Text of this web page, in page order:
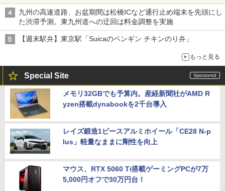
九州の高速道路、お盆期間は松橋ICなど通行止め端末を先頭にし
た渋滞予測。東九州道への迂回は料金調整を実施
【週末駅弁】東京駅「Suicaのペンギン チキンのり弁」
もっと見る
Special Site
メモリ32GBでも予算内。産経新聞社がAMD R
yzen搭載dynabookを2千台導入
レイズ鍛造1ピースアルミホイール「CE28 N-p
lus」軽量なままに剛性を向上
マウス、RTX 5060 Ti搭載ゲーミングPCが7万
5,000円オフで30万円台！